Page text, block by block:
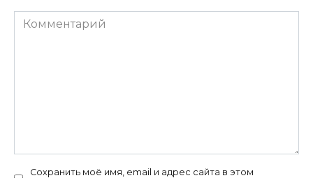
Комментарий
Сохранить моё имя, email и адрес сайта в этом